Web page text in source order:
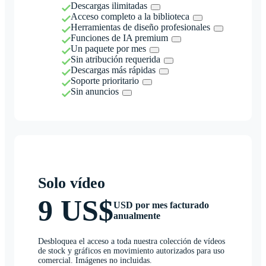
Descargas ilimitadas
Acceso completo a la biblioteca
Herramientas de diseño profesionales
Funciones de IA premium
Un paquete por mes
Sin atribución requerida
Descargas más rápidas
Soporte prioritario
Sin anuncios
Solo vídeo
9 US$USD por mes facturado
anualmente
Desbloquea el acceso a toda nuestra colección de vídeos
de stock y gráficos en movimiento autorizados para uso
comercial. Imágenes no incluidas.